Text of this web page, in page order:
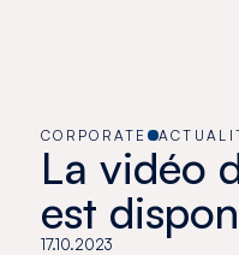
CORPORATE
La vidéo
est
17.10.2023